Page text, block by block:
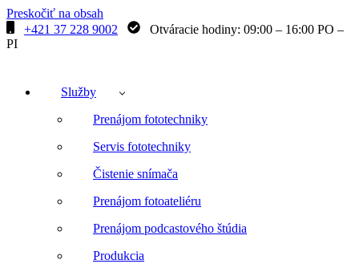
Preskočiť na obsah
+421 37 228 9002
Otváracie hodiny: 09:00 – 16:00 PO –
PI
Služby
Prenájom fototechniky
Servis fototechniky
Čistenie snímača
Prenájom fotoateliéru
Prenájom podcastového štúdia
Produkcia